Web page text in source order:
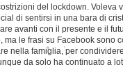
del lockdown. Voleva
di sentirsi in una bara di
avanti con il presente e il
le frasi su Facebook sono
nella famiglia, per
da solo ha continuato a